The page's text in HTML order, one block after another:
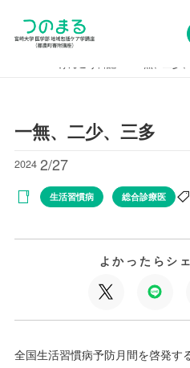
一無、二少、三多
2024 2/27
生活習慣病 総合診療医
よかったらシ
全国生活習慣病予防月間を啓発す